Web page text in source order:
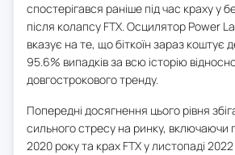
спостерігався раніше під час краху у
після колапсу FTX. Осцилятор Power
вказує на те, що біткоїн зараз коштує
95.6% випадків за всю історію
довгострокового тренду.
Попередні досягнення цього рівня
сильного стресу на ринку, включаючи
2020 року та крах FTX у листопаді 2022